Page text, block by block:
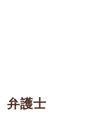
弁護士